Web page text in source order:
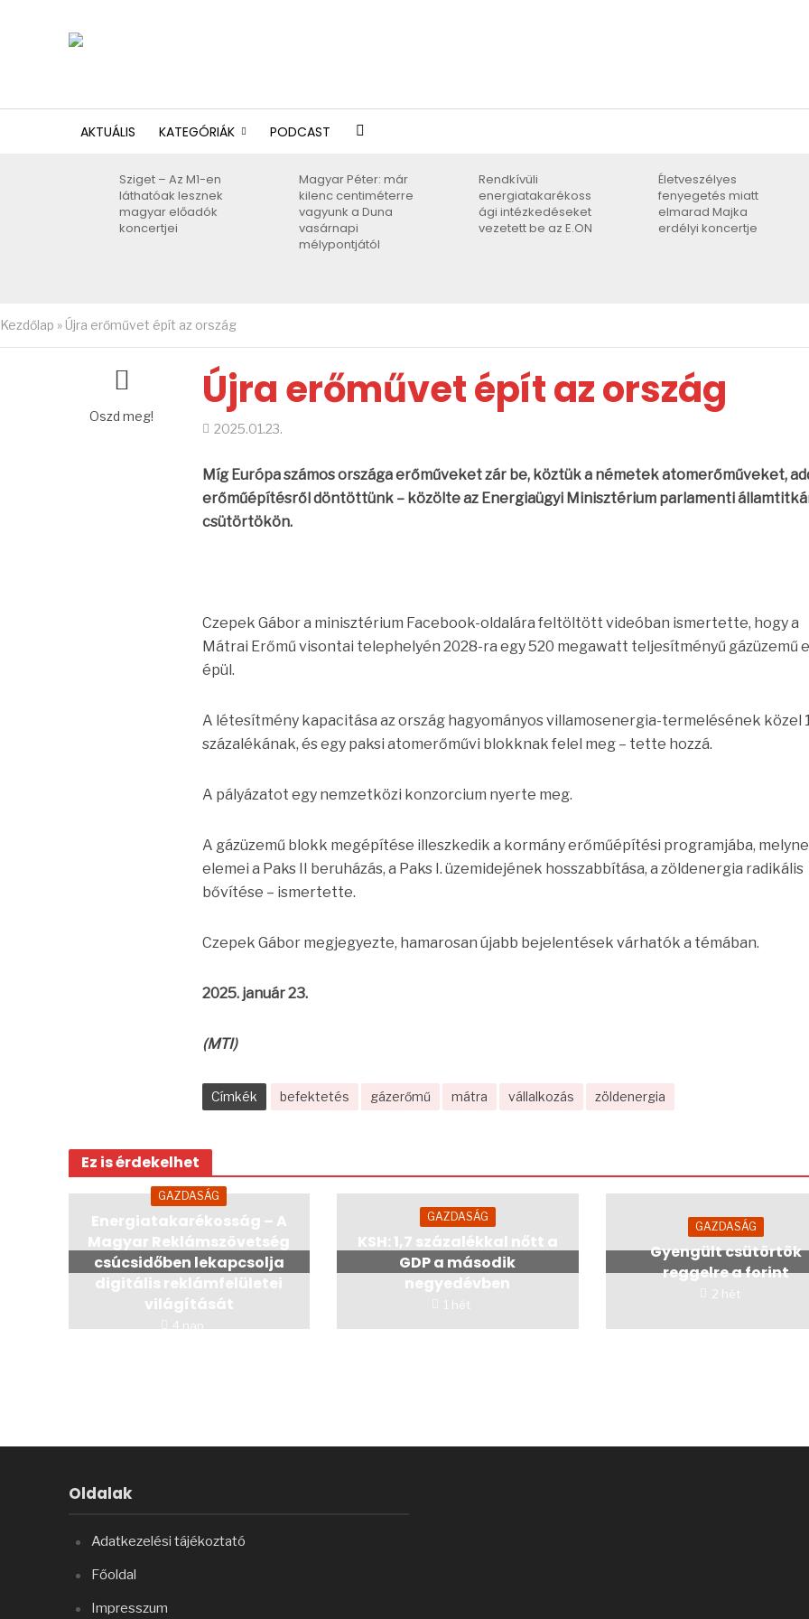
AKTUÁLIS KATEGÓRIÁK PODCAST
Sziget – Az M1-en
láthatóak lesznek
magyar előadók
koncertjei
Magyar Péter: már
kilenc centiméterre
vagyunk a Duna
vasárnapi
mélypontjától
Rendkívüli
energiatakarékoss
ági intézkedéseket
vezetett be az E.ON
Életveszélyes
fenyegetés miatt
elmarad Majka
erdélyi koncertje
Kezdőlap » Újra erőművet épít az ország
Oszd meg!
Újra erőművet épít az ország
2025.01.23.
Míg Európa számos országa erőműveket zár be, köztük a németek atomerőműveket,
erőműépítésről döntöttünk – közölte az Energiaügyi Minisztérium parlamenti
csütörtökön.
Czepek Gábor a minisztérium Facebook-oldalára feltöltött videóban ismertette, hogy a
Mátrai Erőmű visontai telephelyén 2028-ra egy 520 megawatt teljesítményű gázüzemű
épül.
A létesítmény kapacitása az ország hagyományos villamosenergia-termelésének közel
százalékának, és egy paksi atomerőművi blokknak felel meg – tette hozzá.
A pályázatot egy nemzetközi konzorcium nyerte meg.
A gázüzemű blokk megépítése illeszkedik a kormány erőműépítési programjába,
elemei a Paks II beruházás, a Paks I. üzemidejének hosszabbítása, a zöldenergia radikális
bővítése – ismertette.
Czepek Gábor megjegyezte, hamarosan újabb bejelentések várhatók a témában.
2025. január 23.
(MTI)
Címkék befektetés gázerőmű mátra vállalkozás zöldenergia
Ez is érdekelhet
GAZDASÁG
Energiatakarékosság – A
Magyar Reklámszövetség
csúcsidőben lekapcsolja
digitális reklámfelületei
világítását
4 nap
GAZDASÁG
KSH: 1,7 százalékkal nőtt a
GDP a második
negyedévben
1 hét
GAZDASÁG
Gyengült csütörtök
reggelre a forint
2 hét
Oldalak
Adatkezelési tájékoztató
Főoldal
Impresszum